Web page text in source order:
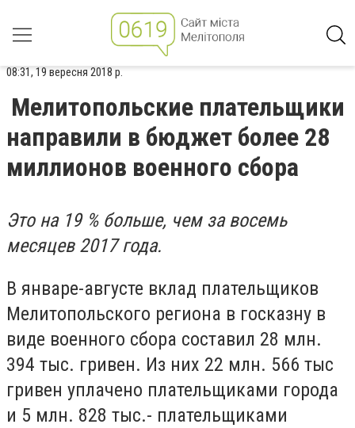
08:31, 19 вересня 2018 р.
Мелитопольские плательщики
направили в бюджет более 28
миллионов военного сбора
Это на 19 % больше, чем за восемь
месяцев 2017 года.
В январе-августе вклад плательщиков
Мелитопольского региона в госказну в
виде военного сбора составил 28 млн.
394 тыс. гривен. Из них 22 млн. 566 тыс
гривен уплачено плательщиками города
и 5 млн. 828 тыс.- плательщиками